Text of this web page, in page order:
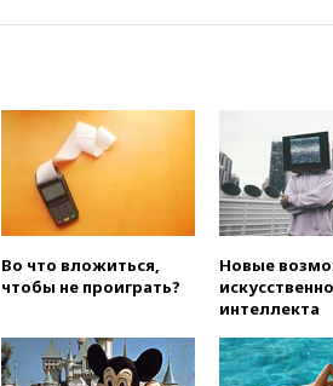
Запада принудить
примет
меры безопасности
выборов
вчера, 19:35
сообщила об
партийных списков
в Госдуму
вчера, 19:25Путин
прокомментировал
номер «Единой
бюллетене
Во что вложиться,
чтобы не проиграть?
Новые
интеллекта